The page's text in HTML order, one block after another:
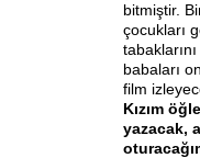
bitmiştir.
çocukları
babaları
film
Kızım
yazacak,